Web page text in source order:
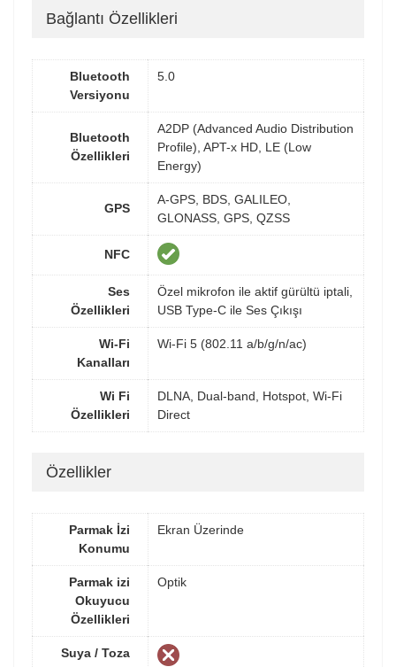
Bağlantı Özellikleri
Bluetooth
Versiyonu
5.0
Bluetooth
Özellikleri
A2DP (Advanced Audio Distribution
Profile), APT-x HD, LE (Low
Energy)
GPS
A-GPS, BDS, GALILEO,
GLONASS, GPS, QZSS
NFC
Ses
Özellikleri
Özel mikrofon ile aktif gürültü iptali,
USB Type-C ile Ses Çıkışı
Wi-Fi
Kanalları
Wi-Fi 5 (802.11 a/b/g/n/ac)
Wi Fi
Özellikleri
DLNA, Dual-band, Hotspot, Wi-Fi
Direct
Özellikler
Parmak İzi
Konumu
Ekran Üzerinde
Parmak izi
Okuyucu
Özellikleri
Optik
Suya / Toza